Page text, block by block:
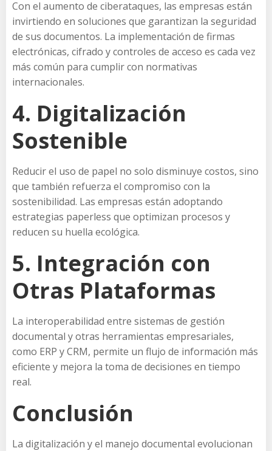
Con el aumento de ciberataques, las empresas están
invirtiendo en soluciones que garantizan la seguridad
de sus documentos. La implementación de firmas
electrónicas, cifrado y controles de acceso es cada vez
más común para cumplir con normativas
internacionales.
4. Digitalización
Sostenible
Reducir el uso de papel no solo disminuye costos, sino
que también refuerza el compromiso con la
sostenibilidad. Las empresas están adoptando
estrategias paperless que optimizan procesos y
reducen su huella ecológica.
5. Integración con
Otras Plataformas
La interoperabilidad entre sistemas de gestión
documental y otras herramientas empresariales,
como ERP y CRM, permite un flujo de información más
eficiente y mejora la toma de decisiones en tiempo
real.
Conclusión
La digitalización y el manejo documental evolucionan